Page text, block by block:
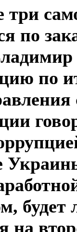
по
по
будет
на